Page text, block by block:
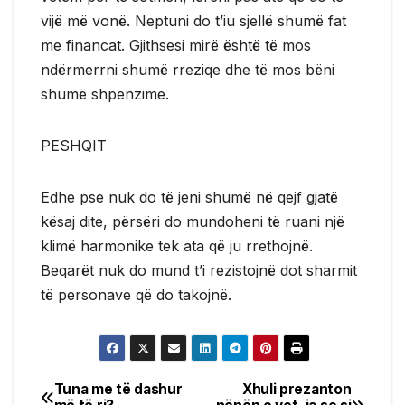
vijë më vonë. Neptuni do t’iu sjellë shumë fat
me financat. Gjithsesi mirë është të mos
ndërmerrni shumë rreziqe dhe të mos bëni
shumë shpenzime.
PESHQIT
Edhe pse nuk do të jeni shumë në qejf gjatë
kësaj dite, përsëri do mundoheni të ruani një
klimë harmonike tek ata që ju rrethojnë.
Beqarët nuk do mund t’i rezistojnë dot sharmit
të personave që do takojnë.
Xhuli prezanton
Tuna me të dashur